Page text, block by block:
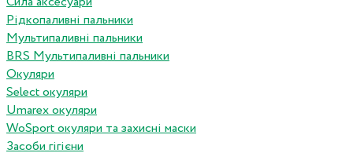
Рідкопаливні пальники
Мультипаливні пальники
BRS Мультипаливні пальники
Окуляри
Select окуляри
Umarex окуляри
WoSport окуляри та захисні маски
Засоби гігієни